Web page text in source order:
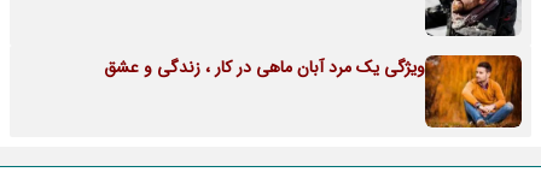
ویژگی یک مرد آبان ماهی در کار ، زندگی و عشق